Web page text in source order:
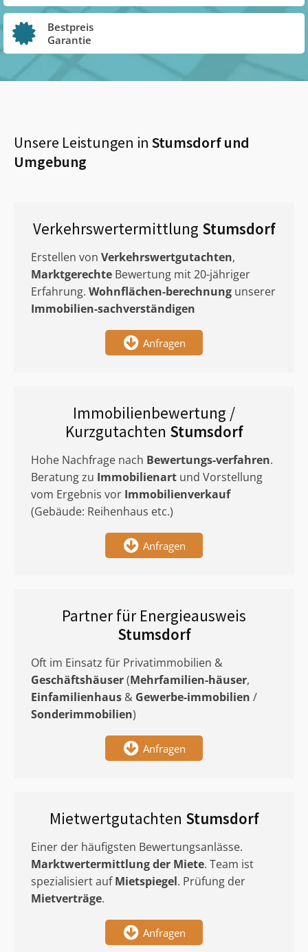
Bestpreis
Garantie
Unsere Leistungen in Stumsdorfund
Umgebung
Verkehrswertermittlung Stumsdorf
Erstellen von Verkehrswertgutachten,
Marktgerechte Bewertung mit 20-jähriger
Erfahrung. Wohnflächen-berechnung unserer
Immobilien-sachverständigen
Anfragen
Immobilienbewertung /
Kurzgutachten Stumsdorf
Hohe Nachfrage nach Bewertungs-verfahren.
Beratung zu Immobilienart und Vorstellung
vom Ergebnis vor Immobilienverkauf
(Gebäude: Reihenhaus etc.)
Anfragen
Partner für Energieausweis
Stumsdorf
Oft im Einsatz für Privatimmobilien &
Geschäftshäuser(Mehrfamilien-häuser,
Einfamilienhaus & Gewerbe-immobilien /
Sonderimmobilien)
Anfragen
Mietwertgutachten Stumsdorf
Einer der häufigsten Bewertungsanlässe.
Marktwertermittlungder Miete. Team ist
spezialisiert aufMietspiegel. Prüfung der
Mietverträge.
Anfragen